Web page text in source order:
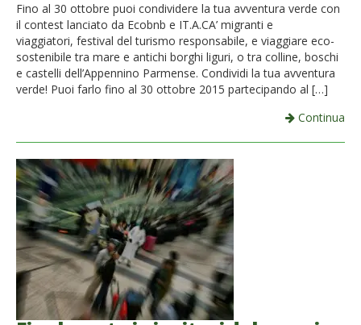
Fino al 30 ottobre puoi condividere la tua avventura verde con
il contest lanciato da Ecobnb e IT.A.CA’ migranti e
viaggiatori, festival del turismo responsabile, e viaggiare eco-
sostenibile tra mare e antichi borghi liguri, o tra colline, boschi
e castelli dell’Appennino Parmense. Condividi la tua avventura
verde! Puoi farlo fino al 30 ottobre 2015 partecipando al […]
Continua